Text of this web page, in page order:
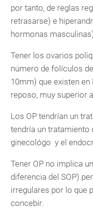
por tanto, de reglas
retrasarse) e
hormonas
Tener los ovarios
número de folículos
10mm) que existen
reposo, muy superior
Los OP tendrían un
tendría un tratamiento
ginecológo y el
Tener OP no implica
diferencia del SOP)
irregulares por lo que
concebir.